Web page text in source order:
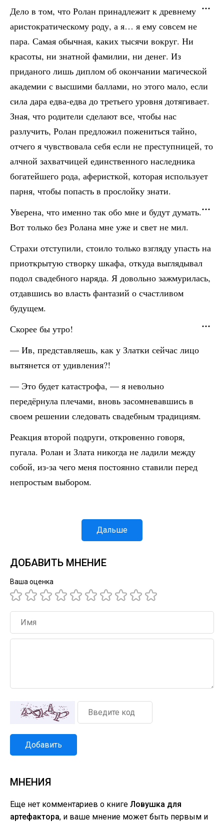
Дело в том, что Ролан принадлежит к древнему
аристократическому роду, а я… я ему совсем не
пара. Самая обычная, каких тысячи вокруг. Ни
красоты, ни знатной фамилии, ни денег. Из
приданого лишь диплом об окончании магической
академии с высшими баллами, но этого мало, если
сила дара едва-едва до третьего уровня дотягивает.
Зная, что родители сделают все, чтобы нас
разлучить, Ролан предложил пожениться тайно,
отчего я чувствовала себя если не преступницей, то
алчной захватчицей единственного наследника
богатейшего рода, аферисткой, которая использует
парня, чтобы попасть в прослойку знати.
Уверена, что именно так обо мне и будут думать.
Вот только без Ролана мне уже и свет не мил.
Страхи отступили, стоило только взгляду упасть на
приоткрытую створку шкафа, откуда выглядывал
подол свадебного наряда. Я довольно зажмурилась,
отдавшись во власть фантазий о счастливом
будущем.
Скорее бы утро!
— Ив, представляешь, как у Златки сейчас лицо
вытянется от удивления?!
— Это будет катастрофа, — я невольно
передёрнула плечами, вновь засомневавшись в
своем решении следовать свадебным традициям.
Реакция второй подруги, откровенно говоря,
пугала. Ролан и Злата никогда не ладили между
собой, из-за чего меня постоянно ставили перед
непростым выбором.
Дальше
ДОБАВИТЬ МНЕНИЕ
Ваша оценка
Добавить
МНЕНИЯ
Еще нет комментариев о книге Ловушка для
артефактора, и ваше мнение может быть первым и